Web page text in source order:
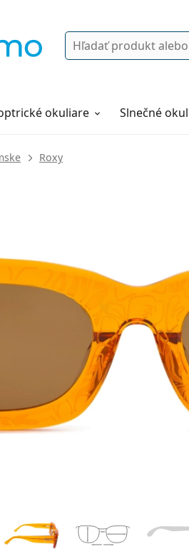
Vyhľadávanie
okuliare Slnečné
Roxy
55 mm
Šírka očnice
Šírka
očnice